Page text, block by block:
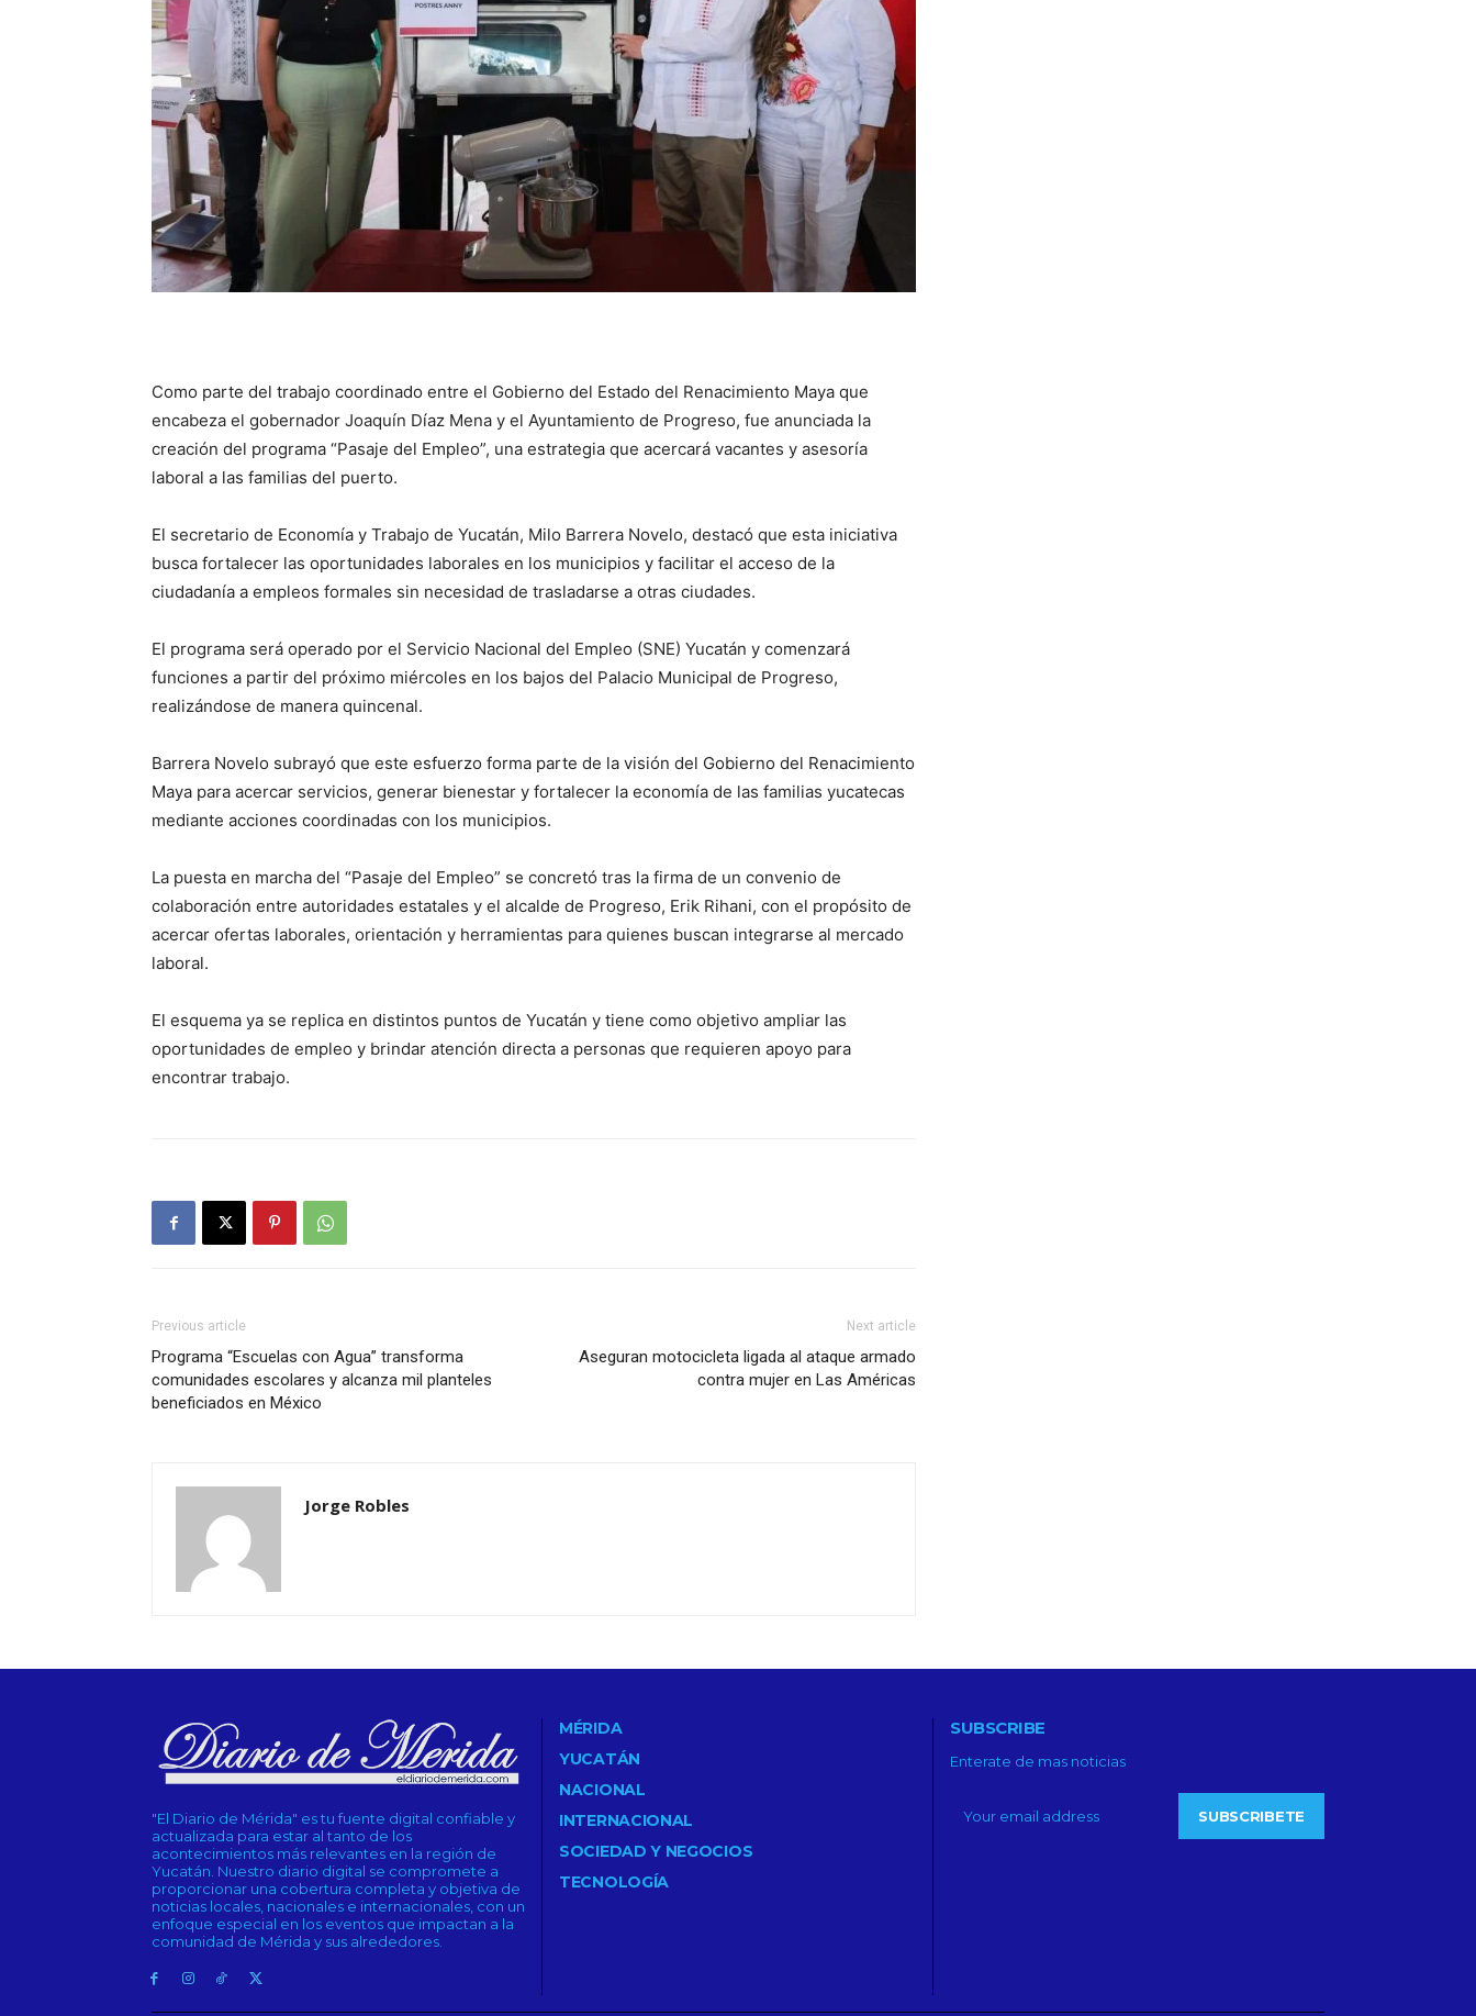
Como parte del trabajo coordinado entre el Gobierno del Estado del Renacimiento Maya que
encabeza el gobernador Joaquín Díaz Mena y el Ayuntamiento de Progreso, fue anunciada la
creación del programa “Pasaje del Empleo”, una estrategia que acercará vacantes y asesoría
laboral a las familias del puerto.
El secretario de Economía y Trabajo de Yucatán, Milo Barrera Novelo, destacó que esta iniciativa
busca fortalecer las oportunidades laborales en los municipios y facilitar el acceso de la
ciudadanía a empleos formales sin necesidad de trasladarse a otras ciudades.
El programa será operado por el Servicio Nacional del Empleo (SNE) Yucatán y comenzará
funciones a partir del próximo miércoles en los bajos del Palacio Municipal de Progreso,
realizándose de manera quincenal.
Barrera Novelo subrayó que este esfuerzo forma parte de la visión del Gobierno del Renacimiento
Maya para acercar servicios, generar bienestar y fortalecer la economía de las familias yucatecas
mediante acciones coordinadas con los municipios.
La puesta en marcha del “Pasaje del Empleo” se concretó tras la firma de un convenio de
colaboración entre autoridades estatales y el alcalde de Progreso, Erik Rihani, con el propósito de
acercar ofertas laborales, orientación y herramientas para quienes buscan integrarse al mercado
laboral.
El esquema ya se replica en distintos puntos de Yucatán y tiene como objetivo ampliar las
oportunidades de empleo y brindar atención directa a personas que requieren apoyo para
encontrar trabajo.
Previous article
Programa “Escuelas con Agua” transforma
comunidades escolares y alcanza mil planteles
beneficiados en México
Next article
Aseguran motocicleta ligada al ataque armado
contra mujer en Las Américas
Jorge Robles
"El Diario de Mérida" es tu fuente digital confiable y
actualizada para estar al tanto de los
acontecimientos más relevantes en la región de
Yucatán. Nuestro diario digital se compromete a
proporcionar una cobertura completa y objetiva de
noticias locales, nacionales e internacionales, con un
enfoque especial en los eventos que impactan a la
comunidad de Mérida y sus alrededores.
MÉRIDA
YUCATÁN
NACIONAL
INTERNACIONAL
SOCIEDAD Y NEGOCIOS
TECNOLOGÍA
SUBSCRIBE
Enterate de mas noticias
SUBSCRIBETE